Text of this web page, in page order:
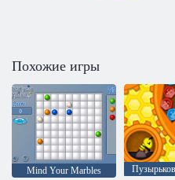
Похожие игры
Mind Your Marbles